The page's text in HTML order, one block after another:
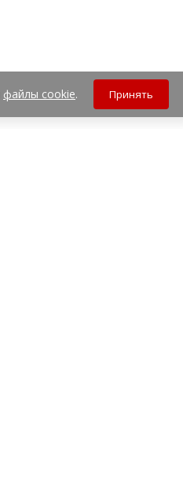
файлы cookie. Принять